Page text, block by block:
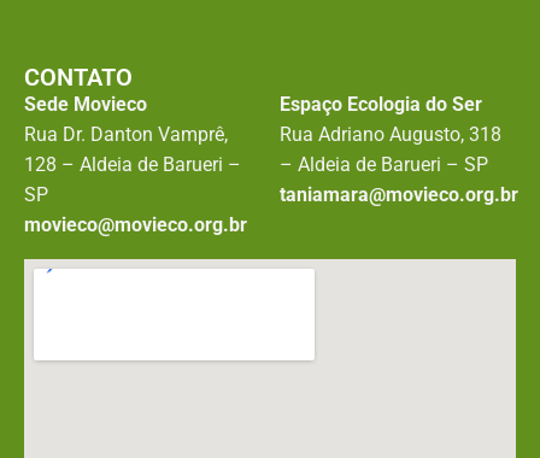
CONTATO
Sede Movieco
Rua Dr. Danton Vamprê,
128 – Aldeia de Barueri –
SP
movieco@movieco.org.br
Espaço Ecologia do Ser
Rua Adriano Augusto, 318
– Aldeia de Barueri – SP
taniamara@movieco.org.br